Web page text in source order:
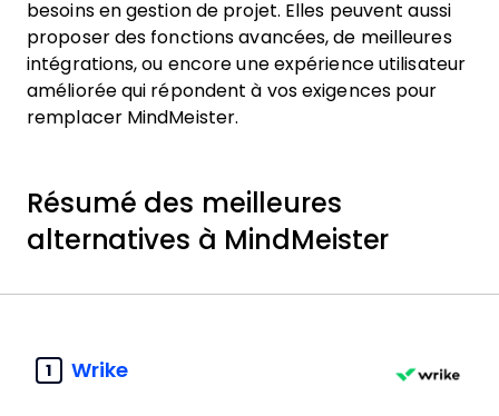
besoins en gestion de projet. Elles peuvent aussi
proposer des fonctions avancées, de meilleures
intégrations, ou encore une expérience utilisateur
améliorée qui répondent à vos exigences pour
remplacer MindMeister.
Résumé des meilleures
alternatives à MindMeister
1 Wrike